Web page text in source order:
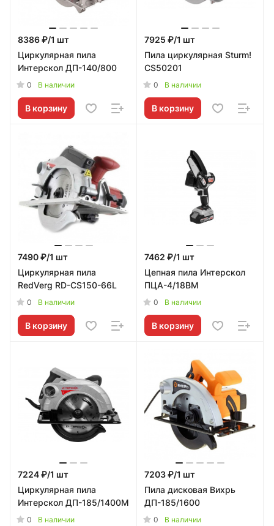
8386 ₽/1 шт
Циркулярная пила
Интерскол ДП-140/800
0 В наличии
В корзину
7925 ₽/1 шт
Пила циркулярная Sturm!
CS50201
0 В наличии
В корзину
7490 ₽/1 шт
Циркулярная пила
RedVerg RD-CS150-66L
0 В наличии
В корзину
7462 ₽/1 шт
Цепная пила Интерскол
ПЦА-4/18ВМ
0 В наличии
В корзину
7224 ₽/1 шт
Циркулярная пила
Интерскол ДП-185/1400М
0 В наличии
7203 ₽/1 шт
Пила дисковая Вихрь
ДП-185/1600
0 В наличии